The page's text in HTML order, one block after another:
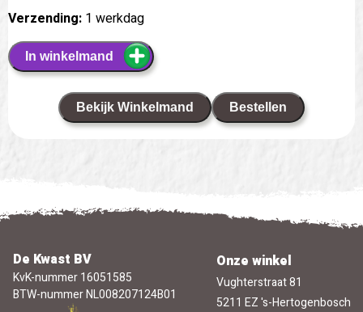
Verzending: 1 werkdag
In winkelmand
Bekijk Winkelmand Bestellen
De Kwast BV
KvK-nummer 16051585
BTW-nummer NL008207124B01
Onze winkel
Vughterstraat 81
5211 EZ 's-Hertogenbosch